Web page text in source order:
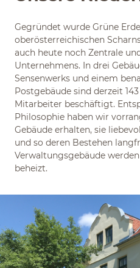
Gegründet wurde Grüne
oberösterreichischen
auch heute noch Zentrale
Unternehmens. In drei
Sensenwerks und einem
Postgebäude sind derzeit
Mitarbeiter beschäftigt.
Philosophie haben wir
Gebäude erhalten, sie
und so deren Bestehen
Verwaltungsgebäude
beheizt.